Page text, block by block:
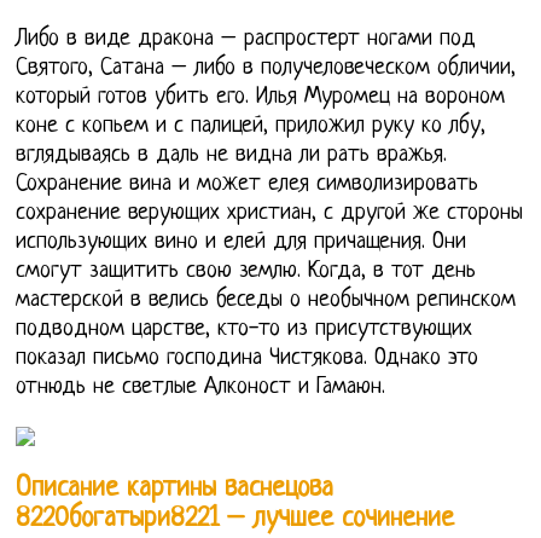
Либо в виде дракона – распростерт ногами под
Святого, Сатана – либо в получеловеческом обличии,
который готов убить его. Илья Муромец на вороном
коне с копьем и с палицей, приложил руку ко лбу,
вглядываясь в даль не видна ли рать вражья.
Сохранение вина и может елея символизировать
сохранение верующих христиан, с другой же стороны
использующих вино и елей для причащения. Они
смогут защитить свою землю. Когда, в тот день
мастерской в велись беседы о необычном репинском
подводном царстве, кто-то из присутствующих
показал письмо господина Чистякова. Однако это
отнюдь не светлые Алконост и Гамаюн.
Описание картины васнецова
8220богатыри8221 – лучшее сочинение